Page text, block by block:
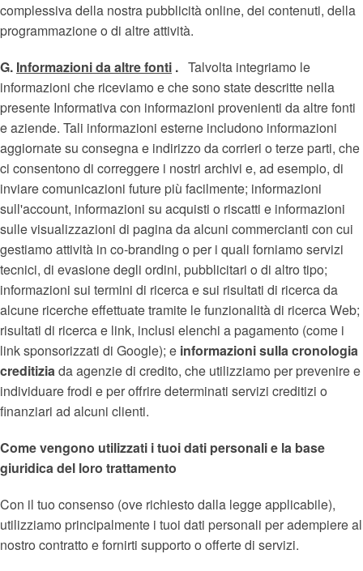
complessiva della nostra pubblicità online, dei contenuti, della
programmazione o di altre attività.
G. Informazioni da altre fonti . Talvolta integriamo le
informazioni che riceviamo e che sono state descritte nella
presente Informativa con informazioni provenienti da altre fonti
e aziende. Tali informazioni esterne includono informazioni
aggiornate su consegna e indirizzo da corrieri o terze parti, che
ci consentono di correggere i nostri archivi e, ad esempio, di
inviare comunicazioni future più facilmente; informazioni
sull'account, informazioni su acquisti o riscatti e informazioni
sulle visualizzazioni di pagina da alcuni commercianti con cui
gestiamo attività in co-branding o per i quali forniamo servizi
tecnici, di evasione degli ordini, pubblicitari o di altro tipo;
informazioni sui termini di ricerca e sui risultati di ricerca da
alcune ricerche effettuate tramite le funzionalità di ricerca Web;
risultati di ricerca e link, inclusi elenchi a pagamento (come i
link sponsorizzati di Google); e informazioni sulla cronologia
creditiziada agenzie di credito, che utilizziamo per prevenire e
individuare frodi e per offrire determinati servizi creditizi o
finanziari ad alcuni clienti.
Come vengono utilizzati i tuoi dati personali e la base
giuridica del loro trattamento
Con il tuo consenso (ove richiesto dalla legge applicabile),
utilizziamo principalmente i tuoi dati personali per adempiere al
nostro contratto e fornirti supporto o offerte di servizi.